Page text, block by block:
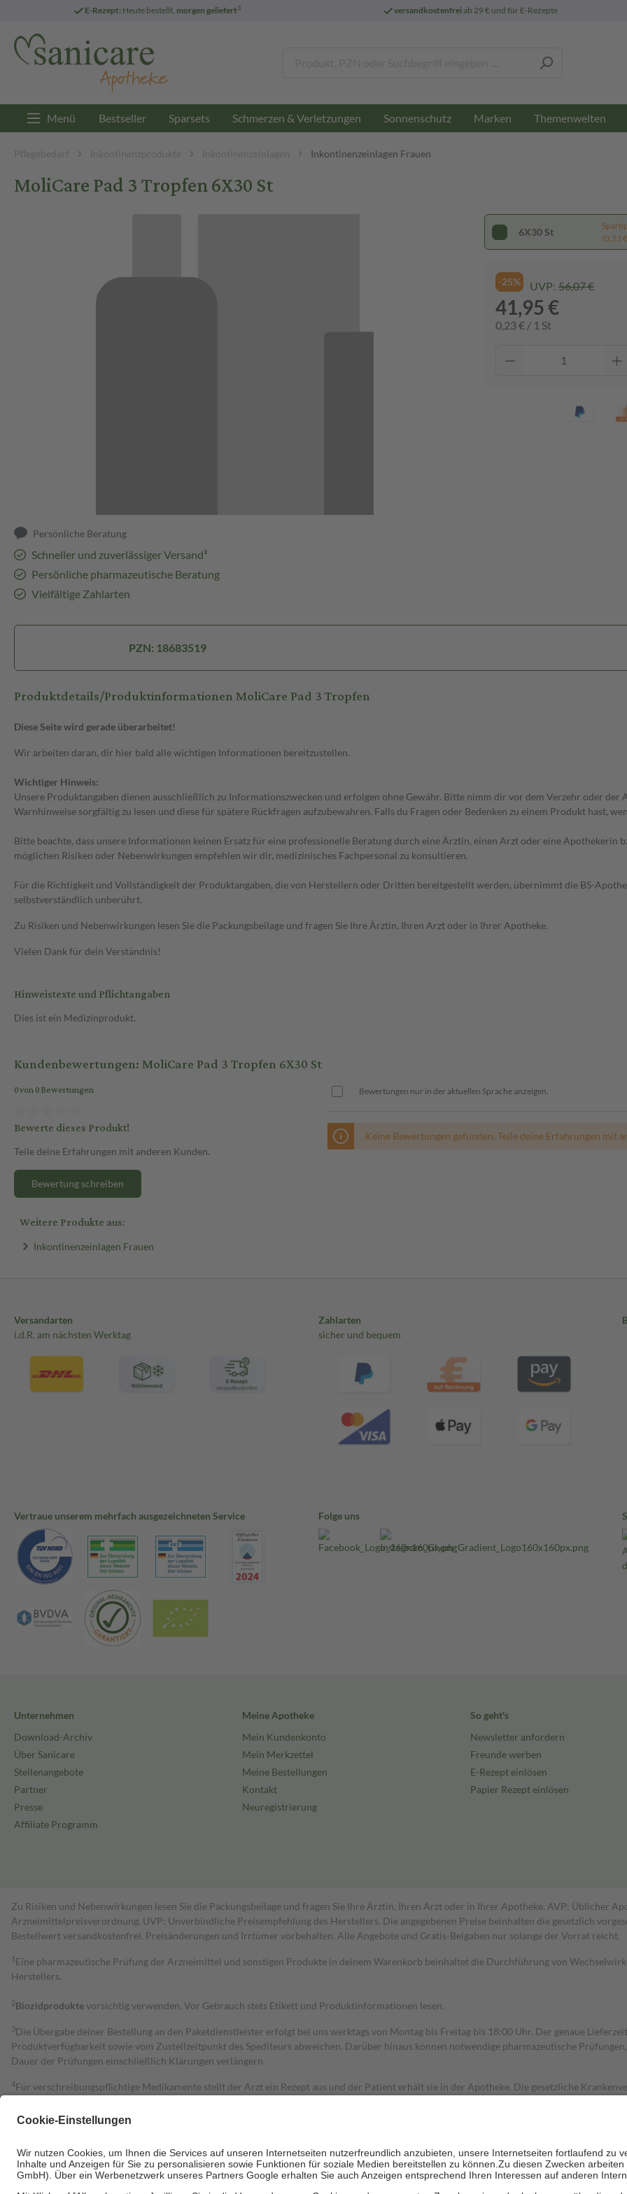
E-Rezept: Heute bestellt, morgen geliefert3 versandkostenfreiab 29 € und für E-Rezepte
Menü Bestseller Sparsets Schmerzen & Verletzungen Sonnenschutz Marken Themenwelten
Pflegebedarf Inkontinenzprodukte Inkontinenzeinlagen Inkontinenzeinlagen Frauen
MoliCare Pad 3 Tropfen 6X30 St
Persönliche Beratung
Schneller und zuverlässiger Versand³
Persönliche pharmazeutische Beratung
Vielfältige Zahlarten
6X30 St
(0,23
-25% UVP: 56,07 €
41,95 €
0,23 € / 1 St
PZN: 18683519
Produktdetails/Produktinformationen MoliCare Pad 3 Tropfen
Diese Seite wird gerade überarbeitet!
Wir arbeiten daran, dir hier bald alle wichtigen Informationen bereitzustellen.
Wichtiger Hinweis:
Unsere Produktangaben dienen ausschließlich zu Informationszwecken und erfolgen ohne Gewähr. Bitte nimm dir vor dem Verzehr oder
Warnhinweise sorgfältig zu lesen und diese für spätere Rückfragen aufzubewahren. Falls du Fragen oder Bedenken zu einem Produkt hast,
Bitte beachte, dass unsere Informationen keinen Ersatz für eine professionelle Beratung durch eine Ärztin, einen Arzt oder eine Apothekerin
möglichen Risiken oder Nebenwirkungen empfehlen wir dir, medizinisches Fachpersonal zu konsultieren.
Für die Richtigkeit und Vollständigkeit der Produktangaben, die von Herstellern oder Dritten bereitgestellt werden, übernimmt die BS-
selbstverständlich unberührt.
Zu Risiken und Nebenwirkungen lesen Sie die Packungsbeilage und fragen Sie Ihre Ärztin, Ihren Arzt oder in Ihrer Apotheke.
Vielen Dank für dein Verständnis!
Hinweistexte und Pflichtangaben
Dies ist ein Medizinprodukt.
Kundenbewertungen: MoliCare Pad 3 Tropfen 6X30 St
0 von 0 Bewertungen
Bewerte dieses Produkt!
Teile deine Erfahrungen mit anderen Kunden.
Bewertung schreiben
Bewertungen nur in der aktuellen Sprache anzeigen.
Keine Bewertungen gefunden. Teile deine Erfahrungen mit
Weitere Produkte aus:
Inkontinenzeinlagen Frauen
Versandarten
i.d.R. am nächsten Werktag
Zahlarten
sicher und bequem
Vertraue unserem mehrfach ausgezeichneten Service Folge uns
Unternehmen
Download-Archiv
Über Sanicare
Stellenangebote
Partner
Presse
Affiliate Programm
Meine Apotheke
Mein Kundenkonto
Mein Merkzettel
Meine Bestellungen
Kontakt
Neuregistrierung
So geht's
Newsletter anfordern
Freunde werben
E-Rezept einlösen
Papier Rezept einlösen
Zu Risiken und Nebenwirkungen lesen Sie die Packungsbeilage und fragen Sie Ihre Ärztin, Ihren Arzt oder in Ihrer Apotheke. AVP: Üblicher
Arzneimittelpreisverordnung. UVP: Unverbindliche Preisempfehlung des Herstellers. Die angegebenen Preise beinhalten die gesetzlich
Bestell­wert versand­kosten­frei. Preisänderungen und Irrtümer vorbehalten. Alle Angebote und Gratis-Beigaben nur solange der Vorrat reicht.
1 Eine pharmazeutische Prüfung der Arzneimittel und sonstigen Produkte in deinem Warenkorb beinhaltet die Durchführung von
Herstellers.
2Biozidproduktevorsichtig verwenden. Vor Gebrauch stets Etikett und Produktinformationen lesen.
3Die Übergabe deiner Bestellung an den Paketdienstleister erfolgt bei uns werktags von Montag bis Freitag bis 18:00 Uhr. Der genaue
Produktverfügbarkeit sowie vom Zustellzeitpunkt des Spediteurs abweichen. Darüber hinaus können notwendige pharmazeutische
Dauer der Prüfungen einschließlich Klärungen verlängern.
4Für verschreibungspflichtige Medikamente stellt der Arzt ein Rezept aus und der Patient erhält sie in der Apotheke. Die gesetzliche
Grundsätzlich leisten Mitglieder Zuzahlungen in Höhe von zehn Prozent des Abgabepreises,
Bei Heilmitteln und häuslicher Krankenpflege beträgt die Zuzahlung zehn Prozent der Kosten sowie zehn Euro je Verordnung.
Um das Engagement der Versicherten für ihre eigene Gesundheit zu stärken und die besondere Stellung der Familie zu unterstützen, fallen